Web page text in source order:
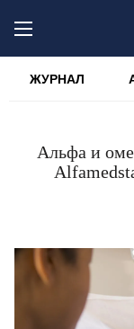
ЖУРНАЛ
Альфа и